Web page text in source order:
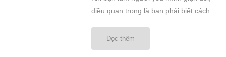
điều quan trọng là bạn phải biết cách
sẻ 7+ cách xin lỗi người yêu chân thành
hiệu quả giúp bạn thể hiện sự hối hận
Đọc thêm